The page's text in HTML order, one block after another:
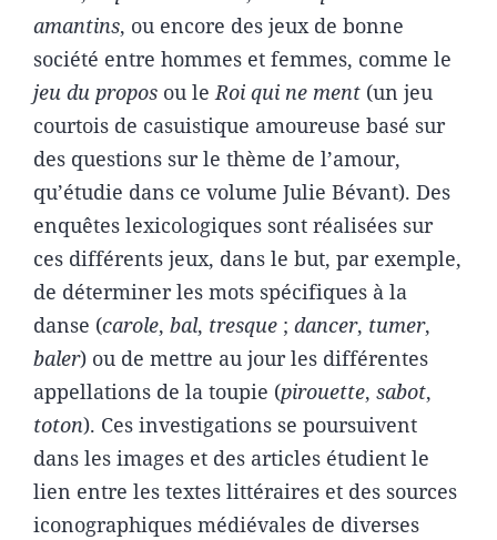
amantins, ou encore des jeux de bonne
société entre hommes et femmes, comme le
jeu du propos ou leRoi qui ne ment (un jeu
courtois de casuistique amoureuse basé sur
des questions sur le thème de l’amour,
qu’étudie dans ce volume Julie Bévant). Des
enquêtes lexicologiques sont réalisées sur
ces différents jeux, dans le but, par exemple,
de déterminer les mots spécifiques à la
danse (carole, bal, tresque ; dancer, tumer,
baler) ou de mettre au jour les différentes
appellations de la toupie (pirouette, sabot,
toton). Ces investigations se poursuivent
dans les images et des articles étudient le
lien entre les textes littéraires et des sources
iconographiques médiévales de diverses